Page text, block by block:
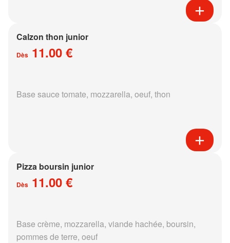
Calzon thon junior
Dès 11.00 €
Base sauce tomate, mozzarella, oeuf, thon
Pizza boursin junior
Dès 11.00 €
Base crème, mozzarella, viande hachée, boursin,
pommes de terre, oeuf